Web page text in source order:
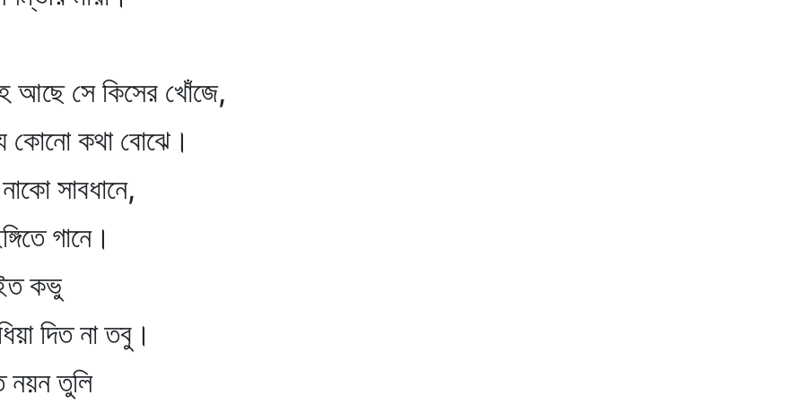
আছে সে কিসের খোঁজে,
কোনো কথা বোঝে।
সাবধানে,
গানে।
কভু
দিত না তবু।
নয়ন তুলি